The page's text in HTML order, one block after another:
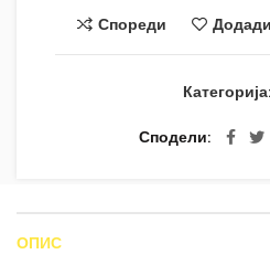
Спореди
Категорија:
Сподели
ОПИС